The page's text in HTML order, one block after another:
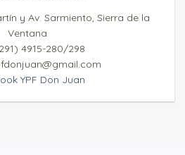
y Av. Sarmiento, Sierra de la
Ventana
4915-280/298
YPF Don Juan